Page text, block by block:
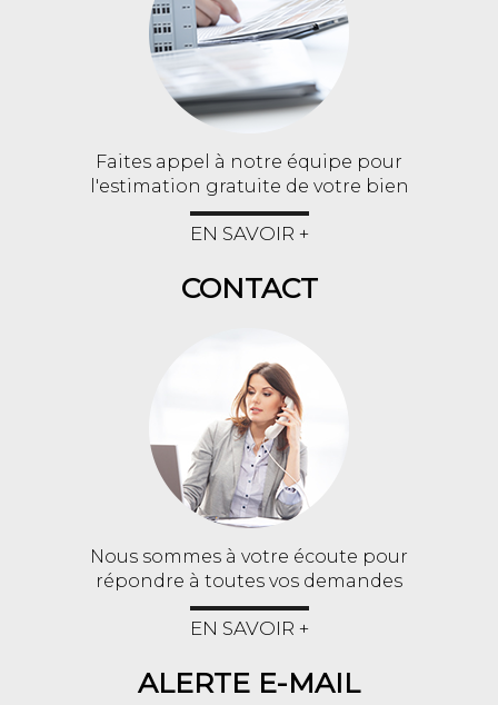
Faites appel à notre équipe pour
l'estimation gratuite de votre bien
EN SAVOIR +
CONTACT
Nous sommes à votre écoute pour
répondre à toutes vos demandes
EN SAVOIR +
ALERTE E-MAIL